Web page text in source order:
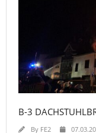
B-3
By FE2